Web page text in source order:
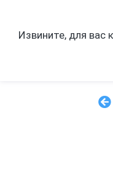
Извините, для вас